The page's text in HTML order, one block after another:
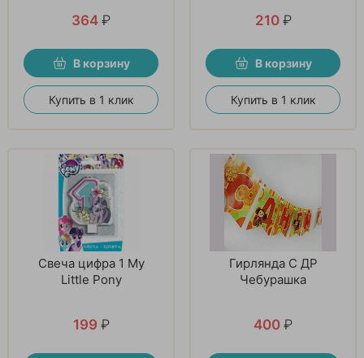
364 ₽
В корзину
Купить в 1 клик
210 ₽
В корзину
Купить в 1 клик
Свеча цифра 1 My
Little Pony
199 ₽
Гирлянда С ДР
Чебурашка
400 ₽